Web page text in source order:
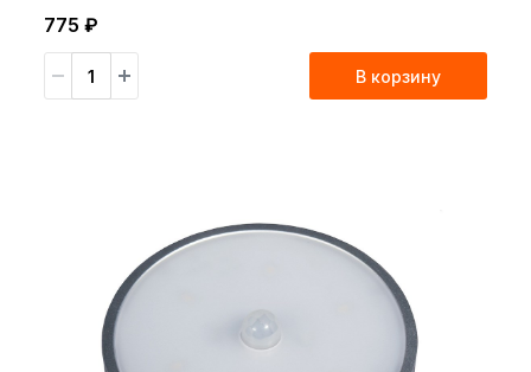
775 ₽
В корзину